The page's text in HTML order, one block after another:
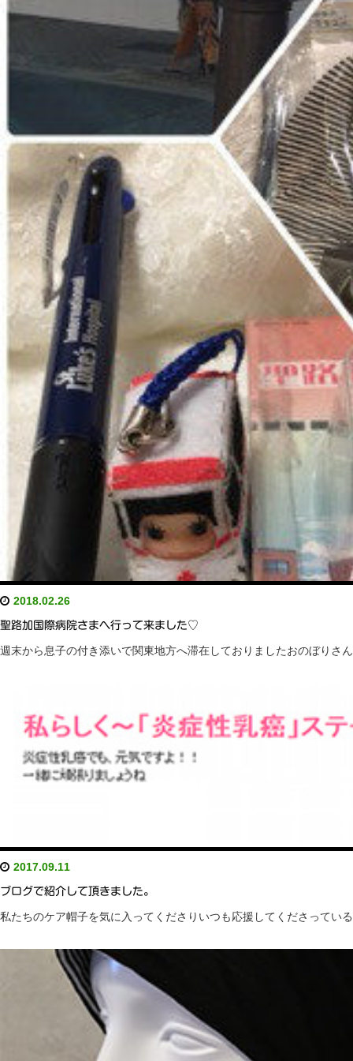
2018.02.26
聖路加国際病院さまへ行って来ました♡
週末から息子の付き添いで関東地方へ滞在しておりましたおのぼりさ
2017.09.11
ブログで紹介して頂きました。
私たちのケア帽子を気に入ってくださりいつも応援してくださってい